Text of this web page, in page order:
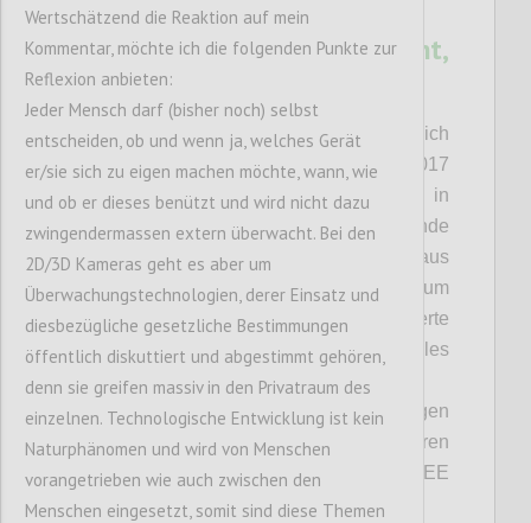
11
Optical Distance Assistant,
made in Austria
Author:GSTUEBL Date:11 DECEMBER 2020
Wir beschäftigen uns im Forschungsbereich
‚kognitive Assistenzsysteme‘ schon seit 2017
mit Technologien die es erlauben in
menschzentrierten Umgebungen Abstände
und andere metrische Informationen aus
gewöhnlichen 2D-Kameras zu ermitteln. Zum
Einsatz kommen hierbei AI-basierte
Algorithmen, natürlich ist alles
datenschutzkonform.
Wir konnten das bereits auf hochrangigen
internationalen Konferenzen präsentieren
(ACM UbiComp, IEEE
IROS) https://youtu.be/RZmOnCFuFYw
Wertschätzend die Reaktion auf mein
Kommentar, möchte ich die folgenden Punkte zur
Reflexion anbieten:
Jeder Mensch darf (bisher noch) selbst
entscheiden, ob und wenn ja, welches Gerät
er/sie sich zu eigen machen möchte, wann, wie
und ob er dieses benützt und wird nicht dazu
zwingendermassen extern überwacht. Bei den
2D/3D Kameras geht es aber um
Überwachungstechnologien, derer Einsatz und
diesbezügliche gesetzliche Bestimmungen
öffentlich diskuttiert und abgestimmt gehören,
denn sie greifen massiv in den Privatraum des
einzelnen. Technologische Entwicklung ist kein
Naturphänomen und wird von Menschen
vorangetrieben wie auch zwischen den
Menschen eingesetzt, somit sind diese Themen